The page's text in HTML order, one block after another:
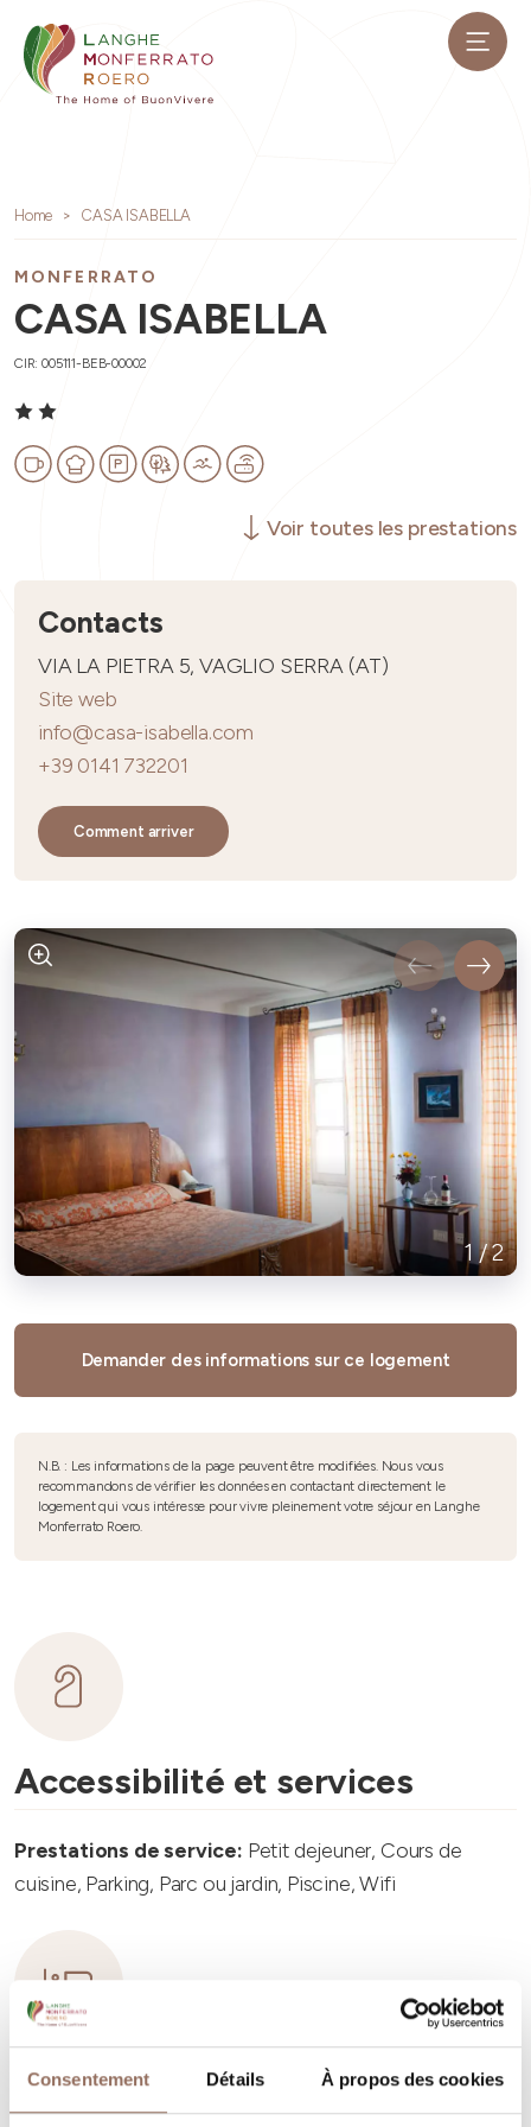
Consentement Détails À propos des cookies
Home CASA ISABELLA
MONFERRATO
CASA ISABELLA
CIR: 005111-BEB-00002
Voir toutes les prestations
Contacts
VIA LA PIETRA 5, VAGLIO SERRA (AT)
Site web
info@casa-isabella.com
+39 0141 732201
Comment arriver
1/2
Demander des informations sur ce logement
N.B. : Les informations de la page peuvent être modifiées. Nous vous
recommandons de vérifier les données en contactant directement le
logement qui vous intéresse pour vivre pleinement votre séjour en Langhe
Monferrato Roero.
Accessibilité et services
Prestations de service: Petit dejeuner, Cours de
cuisine, Parking, Parc ou jardin, Piscine, Wifi
Capacité d'hébergement